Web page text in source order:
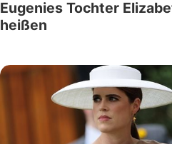
Eugenies Tochter
heißen